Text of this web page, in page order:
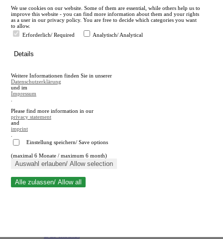
en
A
A
Suche schließen
We use cookies on our website. Some of them are essential, while others help us to
improve this website - you can find more information about them and your rights
as a user in our privacy policy. You are free to decide which categories you want
to allow.
Erforderlich/ Required
Analytisch/ Analytical
Details
Weitere Informationen finden Sie in unserer
Datenschutzerklärung
und im
Impressum
Please find more information in our
privacy statement
and
imprint
Einstellung speichern/ Save options
(maximal 6 Monate / maximum 6 month)
Auswahl erlauben/ Allow selection
Alle zulassen/ Allow all